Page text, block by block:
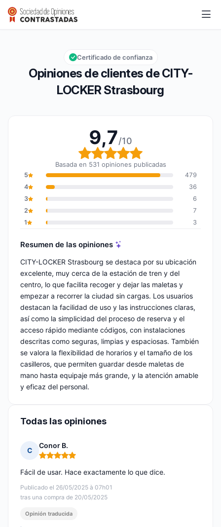
CITY-LOCKER Strasbourg
Calificación global: 9,7 de 10
9,7/10
Opiniones de clientes de CITY-
LOCKER Strasbourg
Certificado de confianza
9,7/10
Calificación global: 9,7
Basada en 531 opiniones publicadas
5
479
4
36
3
6
2
7
1
3
Resumen de las opiniones
CITY-LOCKER Strasbourg se destaca por su ubicación
excelente, muy cerca de la estación de tren y del
centro, lo que facilita recoger y dejar las maletas y
empezar a recorrer la ciudad sin cargas. Los usuarios
destacan la facilidad de uso y las instrucciones claras,
así como la simplicidad del proceso de reserva y el
acceso rápido mediante códigos, con instalaciones
descritas como seguras, limpias y espaciosas. También
se valora la flexibilidad de horarios y el tamaño de los
casilleros, que permiten guardar desde maletas de
mano hasta equipaje más grande, y la atención amable
y eficaz del personal.
Todas las opiniones
C
Conor B.
Nota: 5 de 5
Publicado el 26/05/2025 à 07h01
tras una compra de 20/05/2025
Fácil de usar. Hace exactamente lo que dice.
Opinión traducida